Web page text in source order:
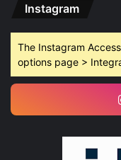
Instagram
The Instagram
options page >